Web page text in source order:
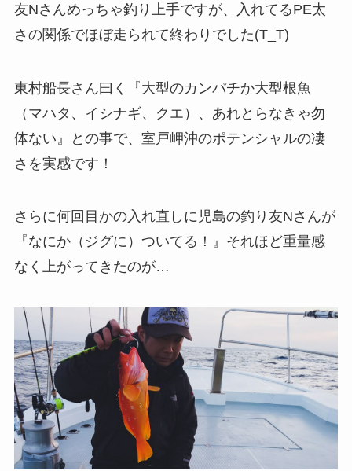
友Nさんめっちゃ釣り上手ですが、入れてるPE太
さの関係でほぼ走られて終わりでした(T_T)
東村船長さん曰く『大型のカンパチか大型根魚
（マハタ、イシナギ、クエ）、あれとらなきゃ勿
体ない』との事で、室戸岬沖のポテンシャルの凄
さを実感です！
さらに何回目かの入れ直しに児島の釣り友Nさんが
『なにか（ジグに）ついてる！』それほど重量感
なく上がってきたのが…